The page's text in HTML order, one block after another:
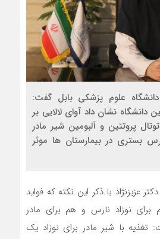
علوم پزشکی بابل گفت:
دانشگاه نشان داد آوای لالایی بر
پروتئین و آلبومین شیر مادر
بستری در بیمارستان ها موثر
عزیزنژاد با ذکر این نکته که فواید
برای نوزاد نارس و هم برای مادر
تغذیه با شیر مادر برای نوزاد یک